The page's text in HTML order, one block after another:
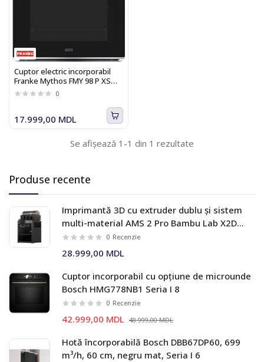
Produse recente
Imprimantă 3D cu extruder dublu și sistem
multi-material AMS 2 Pro Bambu Lab X2D
Combo
0 Recenzie
28.999,00 MDL
Cuptor incorporabil cu opțiune de microunde
Bosch HMG778NB1 Seria I 8
0 Recenzie
42.999,00 MDL 48.999,00 MDL
Hotă încorporabilă Bosch DBB67DP60, 699
m³/h, 60 cm, negru mat, Seria I 6
Cuptor electric incorporabil
Franke Mythos FMY 98 P XS
116.0606.101
0
17.999,00 MDL
Se afișează 1-1 din 1 rezultate